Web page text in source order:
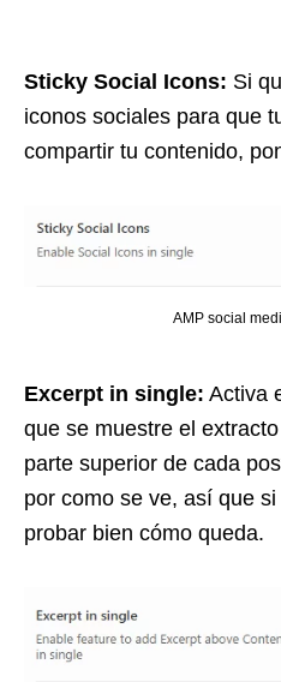
Sticky Social Icons: Si
iconos sociales para que
compartir tu contenido,
AMP social
Excerpt in single: Activa
que se muestre el
parte superior de cada
por como se ve, así que
probar bien cómo queda.